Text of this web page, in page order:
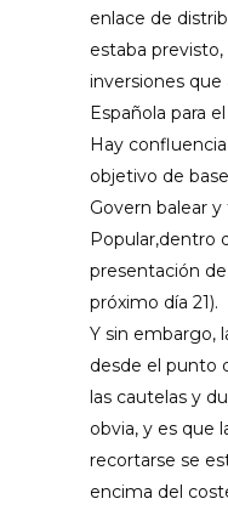
enlace de
estaba
inversiones que
Española para
Hay
objetivo de
Govern balear
Popular,dentro
presentación
próximo día 21).
Y sin embargo,
desde el punto
las cautelas y
obvia, y es que
recortarse se
encima del